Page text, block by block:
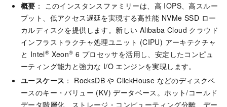
概要 ： このインスタンスファミリーは、高 IOPS、高スルー
プット、低アクセス遅延を実現する高性能 NVMe SSD ロー
カルディスクを提供します。新しい Alibaba Cloud クラウド
インフラストラクチャ処理ユニット (CIPU) アーキテクチャ
と Intel® Xeon® 6 プロセッサを活用し、安定したコンピュ
ーティング能力と強力な I/O エンジンを実現します。
ユースケース ： RocksDB や ClickHouse などのディスクベ
ースのキー・バリュー (KV) データベース。ホット/コールド
データ階層化、ストレージ・コンピューティング分離、デー